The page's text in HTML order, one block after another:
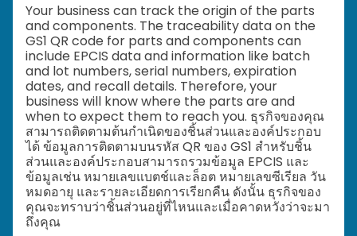
Your business can track the origin of the parts
and components. The traceability data on the
GS1 QR code for parts and components can
include EPCIS data and information like batch
and lot numbers, serial numbers, expiration
dates, and recall details. Therefore, your
business will know where the parts are and
when to expect them to reach you. ธุรกิจของคุณ
สามารถติดตามต้นกำเนิดของชิ้นส่วนและองค์ประกอบ
ได้ ข้อมูลการติดตามบนรหัส QR ของ GS1 สำหรับชิ้น
ส่วนและองค์ประกอบสามารถรวมข้อมูล EPCIS และ
ข้อมูลเช่น หมายเลขแบตช์และล็อต หมายเลขซีเรียล วัน
หมดอายุ และรายละเอียดการเรียกคืน ดังนั้น ธุรกิจของ
คุณจะทราบว่าชิ้นส่วนอยู่ที่ไหนและเมื่อคาดหวังว่าจะมา
ถึงคุณ